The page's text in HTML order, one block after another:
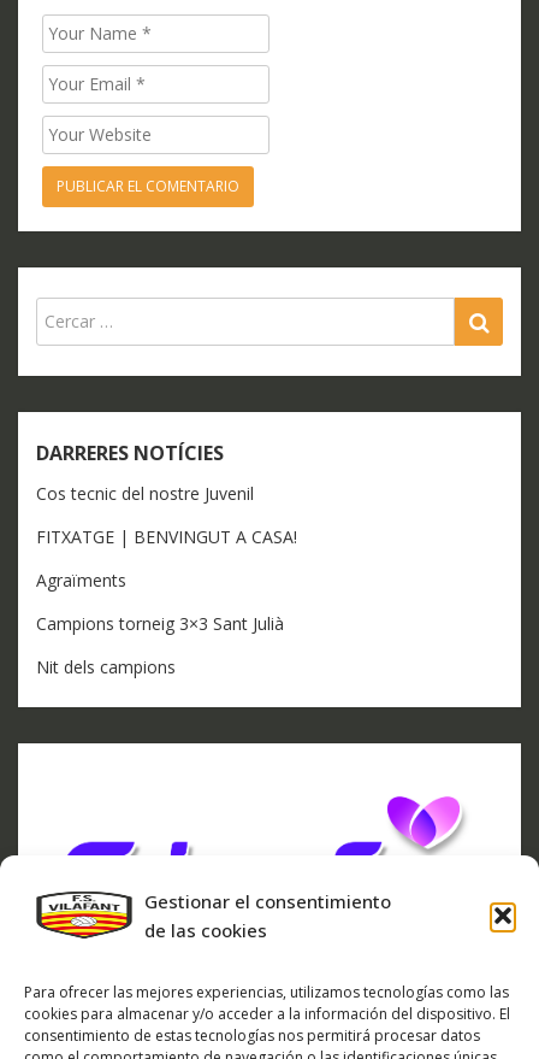
Gestionar el consentimiento
de las cookies
Para ofrecer las mejores experiencias, utilizamos tecnologías como las
cookies para almacenar y/o acceder a la información del dispositivo. El
consentimiento de estas tecnologías nos permitirá procesar datos
Name
Email
Website
DARRERES NOTÍCIES
Cos tecnic del nostre Juvenil
FITXATGE | BENVINGUT A CASA!
Agraïments
Campions torneig 3×3 Sant Julià
Nit dels campions